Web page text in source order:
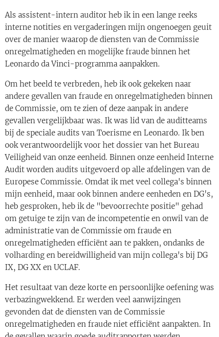
Als assistent-intern auditor heb ik in een lange reeks
interne notities en vergaderingen mijn ongenoegen geuit
over de manier waarop de diensten van de Commissie
onregelmatigheden en mogelijke fraude binnen het
Leonardo da Vinci-programma aanpakken.
Om het beeld te verbreden, heb ik ook gekeken naar
andere gevallen van fraude en onregelmatigheden binnen
de Commissie, om te zien of deze aanpak in andere
gevallen vergelijkbaar was. Ik was lid van de auditteams
bij de speciale audits van Toerisme en Leonardo. Ik ben
ook verantwoordelijk voor het dossier van het Bureau
Veiligheid van onze eenheid. Binnen onze eenheid Interne
Audit worden audits uitgevoerd op alle afdelingen van de
Europese Commissie. Omdat ik met veel collega's binnen
mijn eenheid, maar ook binnen andere eenheden en DG's,
heb gesproken, heb ik de "bevoorrechte positie" gehad
om getuige te zijn van de incompetentie en onwil van de
administratie van de Commissie om fraude en
onregelmatigheden efficiënt aan te pakken, ondanks de
volharding en bereidwilligheid van mijn collega's bij DG
IX, DG XX en UCLAF.
Het resultaat van deze korte en persoonlijke oefening was
verbazingwekkend. Er werden veel aanwijzingen
gevonden dat de diensten van de Commissie
onregelmatigheden en fraude niet efficiënt aanpakten. In